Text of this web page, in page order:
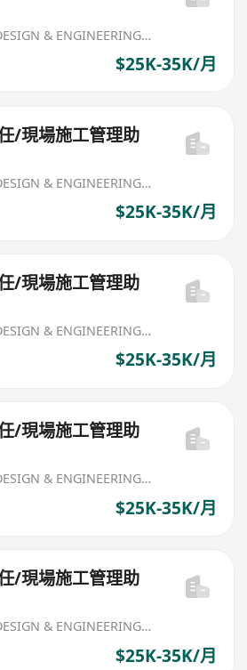
UPPER LIVING (HK)DESIGN & ENGINEERING LIMITED
$25K-35K/月
/現場施工管理助
UPPER LIVING (HK)DESIGN & ENGINEERING LIMITED
$25K-35K/月
/現場施工管理助
UPPER LIVING (HK)DESIGN & ENGINEERING LIMITED
$25K-35K/月
/現場施工管理助
UPPER LIVING (HK)DESIGN & ENGINEERING LIMITED
$25K-35K/月
/現場施工管理助
UPPER LIVING (HK)DESIGN & ENGINEERING LIMITED
$25K-35K/月